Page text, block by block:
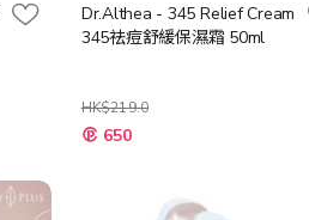
Dr.Althea - 345 Relief Cream
345祛痘舒緩保濕霜 50ml
HK$219.0
特
殊 650